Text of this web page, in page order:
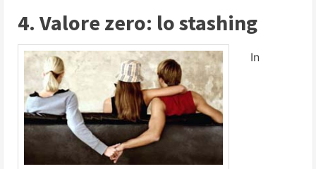
4. Valore zero: lo stashing
In